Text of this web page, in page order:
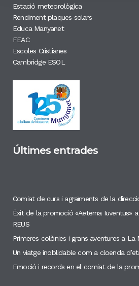
Estació meteorològica
Rendiment plaques solars
Educa Manyanet
FEAC
Escoles Cristianes
Cambridge ESOL
Últimes entrades
Comiat de curs i agraïments de la
Èxit de la promoció «Aeterna Iuventus» a
REUS
Primeres colònies i grans aventures a La
Un viatge inoblidable com a cloenda
Emoció i records en el comiat de la